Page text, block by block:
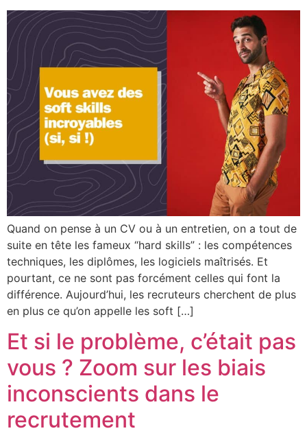
Quand on pense à un CV ou à un entretien, on a tout de
suite en tête les fameux “hard skills” : les compétences
techniques, les diplômes, les logiciels maîtrisés. Et
pourtant, ce ne sont pas forcément celles qui font la
différence. Aujourd’hui, les recruteurs cherchent de plus
en plus ce qu’on appelle les soft […]
Et si le problème, c’était pas
vous ? Zoom sur les biais
inconscients dans le
recrutement